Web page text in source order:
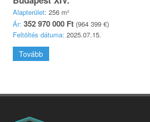
Alapterület: 256 m²
Ár: 352 970 000 Ft (964 399 €)
Feltöltés dátuma: 2025.07.15.
Tovább